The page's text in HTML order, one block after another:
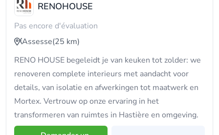
RENOHOUSE
Pas encore d'évaluation
Assesse(25 km)
RENO HOUSE begeleidt je van keuken tot zolder: we
renoveren complete interieurs met aandacht voor
details, van isolatie en afwerkingen tot maatwerk en
Mortex. Vertrouw op onze ervaring in het
transformeren van ruimtes in Hastière en omgeving.